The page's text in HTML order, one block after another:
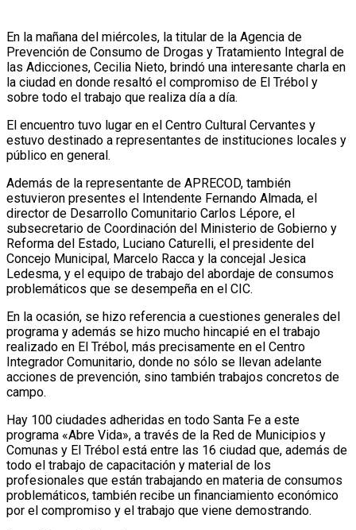
En la mañana del miércoles, la titular de la Agencia de
Prevención de Consumo de Drogas y Tratamiento Integral de
las Adicciones, Cecilia Nieto, brindó una interesante charla en
la ciudad en donde resaltó el compromiso de El Trébol y
sobre todo el trabajo que realiza día a día.
El encuentro tuvo lugar en el Centro Cultural Cervantes y
estuvo destinado a representantes de instituciones locales y
público en general.
Además de la representante de APRECOD, también
estuvieron presentes el Intendente Fernando Almada, el
director de Desarrollo Comunitario Carlos Lépore, el
subsecretario de Coordinación del Ministerio de Gobierno y
Reforma del Estado, Luciano Caturelli, el presidente del
Concejo Municipal, Marcelo Racca y la concejal Jesica
Ledesma, y el equipo de trabajo del abordaje de consumos
problemáticos que se desempeña en el CIC.
En la ocasión, se hizo referencia a cuestiones generales del
programa y además se hizo mucho hincapié en el trabajo
realizado en El Trébol, más precisamente en el Centro
Integrador Comunitario, donde no sólo se llevan adelante
acciones de prevención, sino también trabajos concretos de
campo.
Hay 100 ciudades adheridas en todo Santa Fe a este
programa «Abre Vida», a través de la Red de Municipios y
Comunas y El Trébol está entre las 16 ciudad que, además de
todo el trabajo de capacitación y material de los
profesionales que están trabajando en materia de consumos
problemáticos, también recibe un financiamiento económico
por el compromiso y el trabajo que viene demostrando.